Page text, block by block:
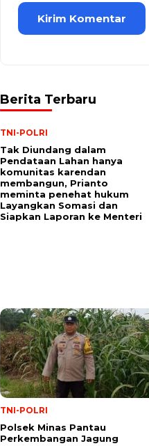
Berita Terbaru
TNI-POLRI
Tak Diundang dalam
Pendataan Lahan hanya
komunitas karendan
membangun, Prianto
meminta penehat hukum
Layangkan Somasi dan
Siapkan Laporan ke Menteri
TNI-POLRI
Polsek Minas Pantau
Perkembangan Jagung